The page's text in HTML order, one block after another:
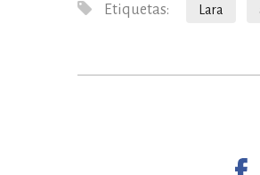
Etiquetas: Lara